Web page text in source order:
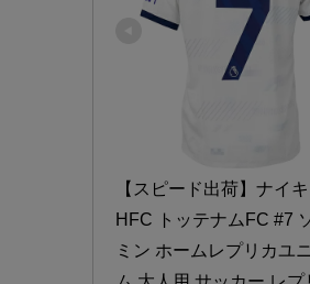
【スピード出荷】ナイ
HFC トッテナムFC #7
ミン ホームレプリカユ